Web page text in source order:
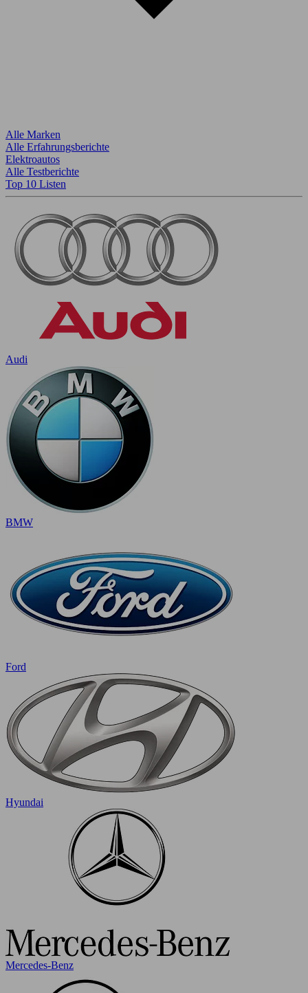
Alle Marken
Alle Erfahrungsberichte
Elektroautos
Alle Testberichte
Top 10 Listen
Audi
BMW
Ford
Hyundai
Mercedes-Benz